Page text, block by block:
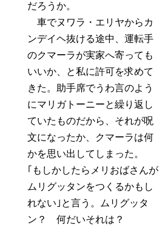
だろうか。
車でヌワラ・エリヤからカ
ンデイヘ抜ける途中、運転手
のクマーラが実家へ寄っても
いいか、と私に許可を求めて
きた。助手席でうわ言のよう
にマリガトーニーと繰り返し
ていたものだから、それが呪
文になったか、クマーラは何
かを思い出してしまった。
｢もしかしたらメリおばさんが
ムリグッタンをつくるかもし
れない｣と言う。ムリグッタ
ン？ 何だいそれは？